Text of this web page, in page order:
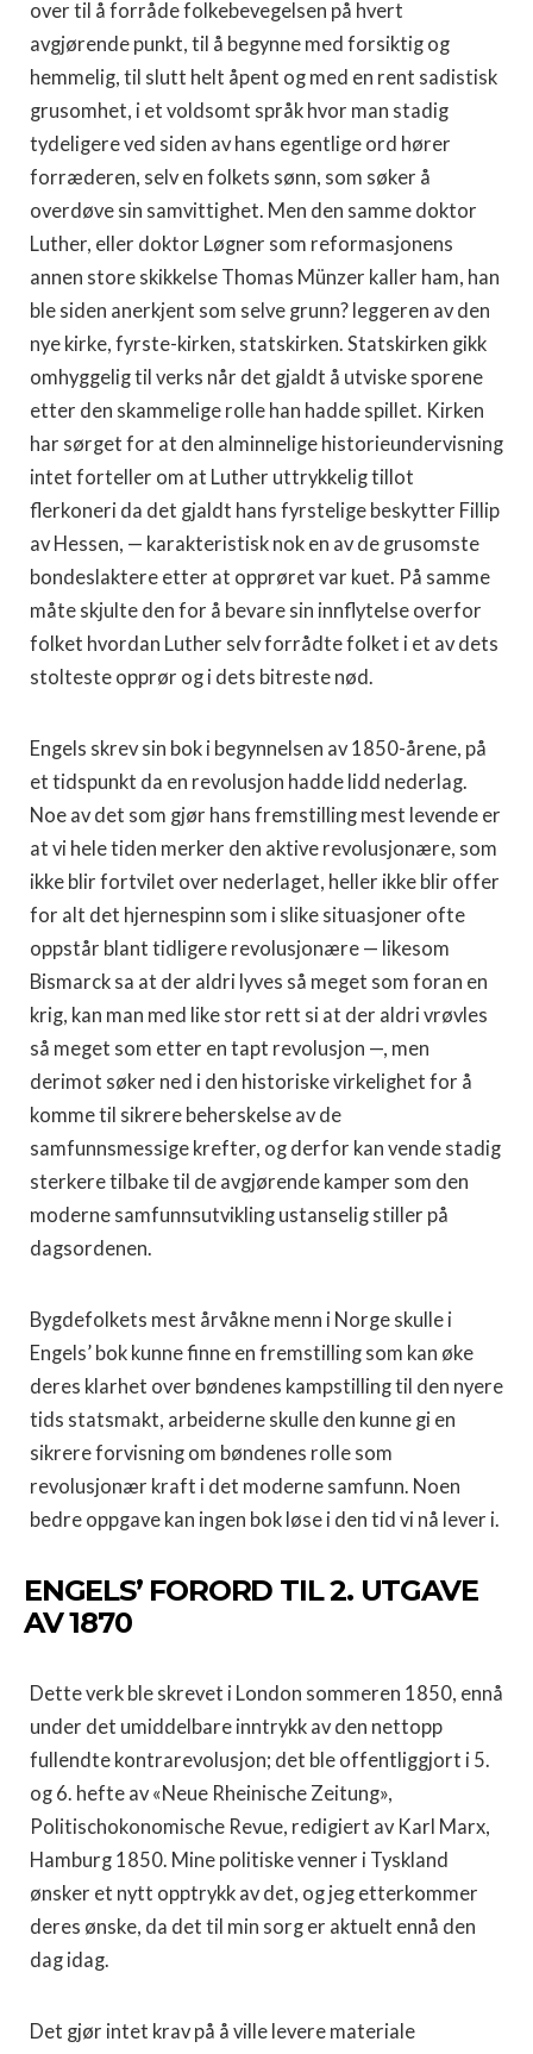
over til å forråde folkebevegelsen på hvert
avgjørende punkt, til å begynne med forsiktig og
hemmelig, til slutt helt åpent og med en rent sadistisk
grusomhet, i et voldsomt språk hvor man stadig
tydeligere ved siden av hans egentlige ord hører
forræderen, selv en folkets sønn, som søker å
overdøve sin samvittighet. Men den samme doktor
Luther, eller doktor Løgner som reformasjonens
annen store skikkelse Thomas Münzer kaller ham, han
ble siden anerkjent som selve grunn? leggeren av den
nye kirke, fyrste-kirken, statskirken. Statskirken gikk
omhyggelig til verks når det gjaldt å utviske sporene
etter den skammelige rolle han hadde spillet. Kirken
har sørget for at den alminnelige historieundervisning
intet forteller om at Luther uttrykkelig tillot
flerkoneri da det gjaldt hans fyrstelige beskytter Fillip
av Hessen, — karakteristisk nok en av de grusomste
bondeslaktere etter at opprøret var kuet. På samme
måte skjulte den for å bevare sin innflytelse overfor
folket hvordan Luther selv forrådte folket i et av dets
stolteste opprør og i dets bitreste nød.
Engels skrev sin bok i begynnelsen av 1850-årene, på
et tidspunkt da en revolusjon hadde lidd nederlag.
Noe av det som gjør hans fremstilling mest levende er
at vi hele tiden merker den aktive revolusjonære, som
ikke blir fortvilet over nederlaget, heller ikke blir offer
for alt det hjernespinn som i slike situasjoner ofte
oppstår blant tidligere revolusjonære — likesom
Bismarck sa at der aldri lyves så meget som foran en
krig, kan man med like stor rett si at der aldri vrøvles
så meget som etter en tapt revolusjon —, men
derimot søker ned i den historiske virkelighet for å
komme til sikrere beherskelse av de
samfunnsmessige krefter, og derfor kan vende stadig
sterkere tilbake til de avgjørende kamper som den
moderne samfunnsutvikling ustanselig stiller på
dagsordenen.
Bygdefolkets mest årvåkne menn i Norge skulle i
Engels’ bok kunne finne en fremstilling som kan øke
deres klarhet over bøndenes kampstilling til den nyere
tids statsmakt, arbeiderne skulle den kunne gi en
sikrere forvisning om bøndenes rolle som
revolusjonær kraft i det moderne samfunn. Noen
bedre oppgave kan ingen bok løse i den tid vi nå lever i.
ENGELS’ FORORD TIL 2. UTGAVE
AV 1870
Dette verk ble skrevet i London sommeren 1850, ennå
under det umiddelbare inntrykk av den nettopp
fullendte kontrarevolusjon; det ble offentliggjort i 5.
og 6. hefte av «Neue Rheinische Zeitung»,
Politischokonomische Revue, redigiert av Karl Marx,
Hamburg 1850. Mine politiske venner i Tyskland
ønsker et nytt opptrykk av det, og jeg etterkommer
deres ønske, da det til min sorg er aktuelt ennå den
dag idag.
Det gjør intet krav på å ville levere materiale